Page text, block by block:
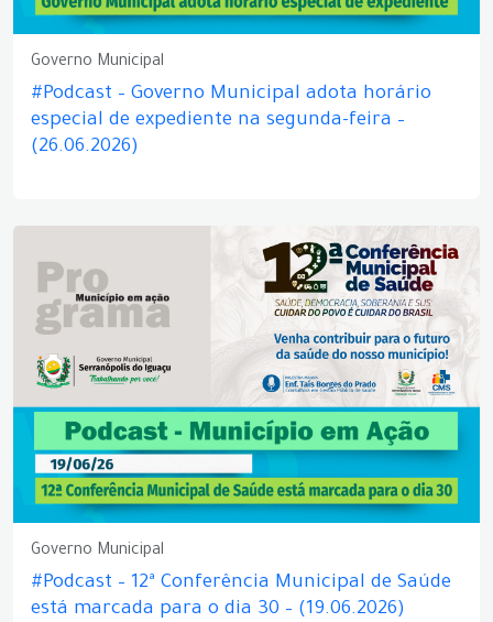
Governo Municipal
#Podcast – Governo Municipal adota horário
especial de expediente na segunda-feira –
(26.06.2026)
Governo Municipal
#Podcast – 12ª Conferência Municipal de Saúde
está marcada para o dia 30 – (19.06.2026)